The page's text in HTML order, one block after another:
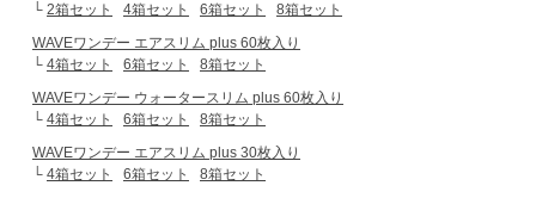
└ 2箱セット 4箱セット 6箱セット
8箱セット
WAVEワンデー エアスリム plus 60枚入り
└ 4箱セット 6箱セット
8箱セット
WAVEワンデー ウォータースリム plus 60枚入り
└ 4箱セット 6箱セット
8箱セット
WAVEワンデー エアスリム plus 30枚入り
└ 4箱セット 6箱セット
8箱セット